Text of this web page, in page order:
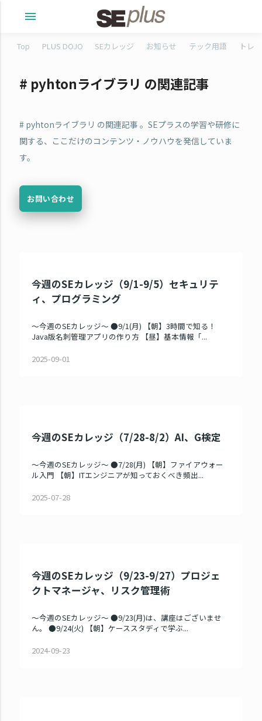
menu
Top PLUS DOJO SEカレッジ お知らせ テック用語 トレ
# pyhtonライブラリ の関連記事
# pyhtonライブラリ の関連記事 。SEプラスの学習や研修に
関する、ここだけのコンテンツ・ノウハウを発信していま
す。
お問い合わせ
今週のSEカレッジ（9/1-9/5）セキュリテ
ィ、プログラミング
～今週のSEカレッジ～ ●9/1(月) 【朝】3時間で知る！
Java版名刺管理アプリの作り方 【昼】基本情報「...
2025-09-01
今週のSEカレッジ（7/28-8/2）AI、G検定
～今週のSEカレッジ～ ●7/28(月) 【朝】ファイアウォー
ル入門 【朝】ITエンジニアが知っておくべき頻出...
2025-07-28
今週のSEカレッジ（9/23-9/27）プロジェ
クトマネージャ、リスク管理術
～今週のSEカレッジ～ ●9/23(月)は、講座はございませ
ん。 ●9/24(火) 【朝】ケーススタディで学ぶ...
2024-09-23